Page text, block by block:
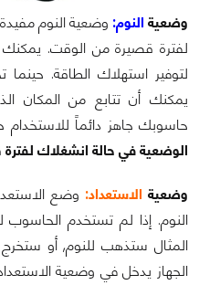
وضعية النوم: وضعية النوم
لفترة قصيرة من الوقت.
لتوفير استهلاك الطاقة. حينما
يمكنك أن تتابع من المكان
حاسوبك جاهز دائماً للاستخدام
الوضعية في حالة انشغلاك
وضعية الاستعداد: وضع
النوم. إذا لم تستخدم
المثال ستذهب للنوم, أو
الجهاز يدخل في وضعية الاستعداد